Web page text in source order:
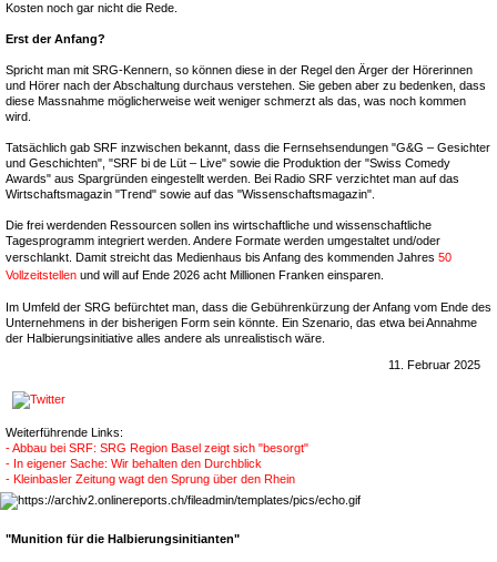
Kosten noch gar nicht die Rede.
Erst der Anfang?
Spricht man mit SRG-Kennern, so können diese in der Regel den Ärger der Hörerinnen
und Hörer nach der Abschaltung durchaus verstehen. Sie geben aber zu bedenken, dass
diese Massnahme möglicherweise weit weniger schmerzt als das, was noch kommen
wird.
Tatsächlich gab SRF inzwischen bekannt, dass die Fernsehsendungen "G&G – Gesichter
und Geschichten", "SRF bi de Lüt – Live" sowie die Produktion der "Swiss Comedy
Awards" aus Spargründen eingestellt werden. Bei Radio SRF verzichtet man auf das
Wirtschaftsmagazin "Trend" sowie auf das "Wissenschaftsmagazin".
Die frei werdenden Ressourcen sollen ins wirtschaftliche und wissenschaftliche
Tagesprogramm integriert werden. Andere Formate werden umgestaltet und/oder
verschlankt. Damit streicht das Medienhaus bis Anfang des kommenden Jahres 50
Vollzeitstellen und will auf Ende 2026 acht Millionen Franken einsparen.
Im Umfeld der SRG befürchtet man, dass die Gebührenkürzung der Anfang vom Ende des
Unternehmens in der bisherigen Form sein könnte. Ein Szenario, das etwa bei Annahme
der Halbierungsinitiative alles andere als unrealistisch wäre.
11. Februar 2025
Weiterführende Links:
- Abbau bei SRF: SRG Region Basel zeigt sich "besorgt"
- In eigener Sache: Wir behalten den Durchblick
- Kleinbasler Zeitung wagt den Sprung über den Rhein
"Munition für die Halbierungsinitianten"